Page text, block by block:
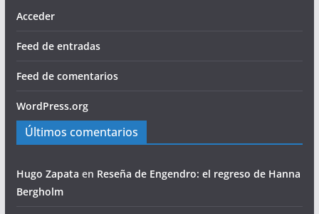
Acceder
Feed de entradas
Feed de comentarios
WordPress.org
Últimos comentarios
Hugo Zapata en Reseña de Engendro: el regreso de Hanna
Bergholm